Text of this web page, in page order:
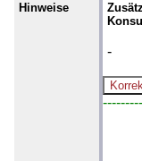
Hinweise
-